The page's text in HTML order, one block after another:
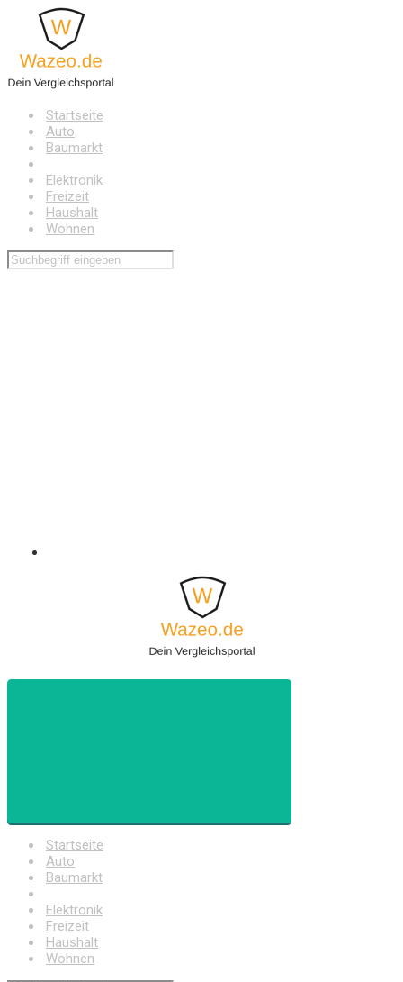
Hauptinhalt
springen
Startseite
Auto
Baumarkt
Elektronik
Freizeit
Haushalt
Wohnen
Startseite
Auto
Baumarkt
Elektronik
Freizeit
Haushalt
Wohnen